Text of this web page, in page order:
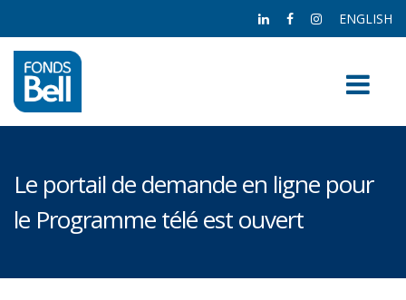
ENGLISH
Le portail de demande en ligne pour
le Programme télé est ouvert